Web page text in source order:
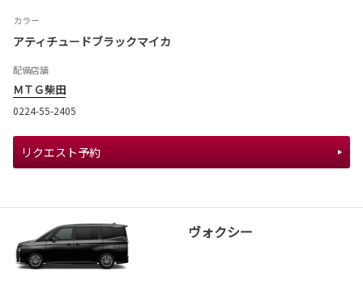
カラー
アティチュードブラックマイカ
配備店舗
ＭＴＧ柴田
0224-55-2405
リクエスト予約
ヴォクシー